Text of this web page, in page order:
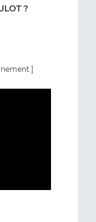
?
]